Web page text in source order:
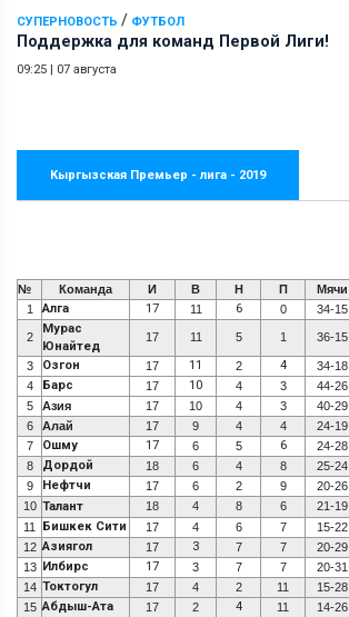
СУПЕРНОВОСТЬ / ФУТБОЛ
Поддержка для команд Первой Лиги!
09:25 | 07 августа
Кыргызская Премьер - лига - 2019
№ Команда И В Н П Мячи
1
Алга 17 11 6 0 34-15
2
Мурас
Юнайтед
17 11 5 1 36-15
3 Озгон 17 11 2 4 34-18
4 Барс 17 10 4 3 44-26
5 Азия 17 10 4 3 40-29
6
Алай 17 9 4 4 24-19
7
Ошму 17 6 5 6 24-28
8 Дордой 18 6 4 8 25-24
9 Нефтчи 17 6 2 9 20-26
10 Талант 18 4 8 6 21-19
11
Бишкек Сити 17 4 6 7 15-22
12 Азиягол 17 3 7 7 20-29
13 Илбирс 17 3 7 7 20-31
14 Токтогул 17 4 2 11 15-28
15 Абдыш-Ата 17 2 4 11 14-26